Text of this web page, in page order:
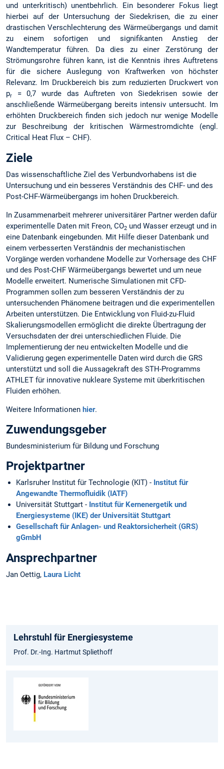
und unterkritisch) unentbehrlich. Ein besonderer Fokus liegt
hierbei auf der Untersuchung der Siedekrisen, die zu einer
drastischen Verschlechterung des Wärmeübergangs und damit
zu einem sofortigen und signifikanten Anstieg der
Wandtemperatur führen. Da dies zu einer Zerstörung der
Strömungsrohre führen kann, ist die Kenntnis ihres Auftretens
für die sichere Auslegung von Kraftwerken von höchster
Relevanz. Im Druckbereich bis zum reduzierten Druckwert von
pr
= 0,7 wurde das Auftreten von Siedekrisen sowie der
anschließende Wärmeübergang bereits intensiv untersucht. Im
erhöhten Druckbereich finden sich jedoch nur wenige Modelle
zur Beschreibung der kritischen Wärmestromdichte (engl.
Critical Heat Flux – CHF).
Ziele
Das wissenschaftliche Ziel des Verbundvorhabens ist die
Untersuchung und ein besseres Verständnis des CHF- und des
Post-CHF-Wärmeübergangs im hohen Druckbereich.
In Zusammenarbeit mehrerer universitärer Partner werden dafür
experimentelle Daten mit Freon, CO2 und Wasser erzeugt und in
eine Datenbank eingebunden. Mit Hilfe dieser Datenbank und
einem verbesserten Verständnis der mechanistischen
Vorgänge werden vorhandene Modelle zur Vorhersage des CHF
und des Post-CHF Wärmeübergangs bewertet und um neue
Modelle erweitert. Numerische Simulationen mit CFD-
Programmen sollen zum besseren Verständnis der zu
untersuchenden Phänomene beitragen und die experimentellen
Arbeiten unterstützen. Die Entwicklung von Fluid-zu-Fluid
Skalierungsmodellen ermöglicht die direkte Übertragung der
Versuchsdaten der drei unterschiedlichen Fluide. Die
Implementierung der neu entwickelten Modelle und die
Validierung gegen experimentelle Daten wird durch die GRS
unterstützt und soll die Aussagekraft des STH-Programms
ATHLET für innovative nukleare Systeme mit überkritischen
Fluiden erhöhen.
Weitere Informationen hier.
Zuwendungsgeber
Bundesministerium für Bildung und Forschung
Projektpartner
Karlsruher Institut für Technologie (KIT) - Institut für
Angewandte Thermofluidik (IATF)
Universität Stuttgart - Institut für Kernenergetik und
Energiesysteme (IKE) der Universität Stuttgart
Gesellschaft für Anlagen- und Reaktorsicherheit (GRS)
gGmbH
Ansprechpartner
Jan Oettig, Laura Licht
Lehrstuhl für Energiesysteme
Prof. Dr.-Ing. Hartmut Spliethoff